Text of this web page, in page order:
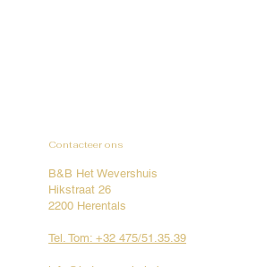
Contacteer ons
B&B Het Wevershuis
Hikstraat 26
2200 Herentals
Tel. Tom: +32 475/51.35.39